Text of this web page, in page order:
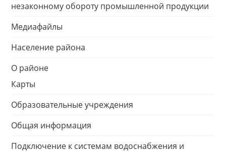
незаконному обороту промышленной продукции
Медиафайлы
Население района
О районе
Карты
Образовательные учреждения
Общая информация
Подключение к системам водоснабжения и